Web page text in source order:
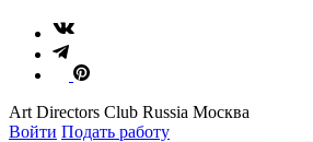
Art Directors Club Russia Москва
Войти Подать работу